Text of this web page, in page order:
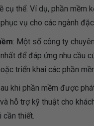
thể. Ví dụ, phần mềm
vụ cho các ngành
: Một số công ty
để đáp ứng nhu cầu
triển khai các phần
khi phần mềm được
hỗ trợ kỹ thuật cho
cần thiết.